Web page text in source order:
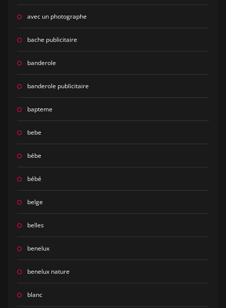
avec un photographe
bache publicitaire
banderole
banderole publicitaire
bapteme
bebe
bébe
bébé
belge
belles
benelux
benelux nature
blanc